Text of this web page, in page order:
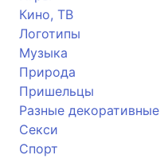
Кино, ТВ
Логотипы
Музыка
Природа
Пришельцы
Разные декоративные
Секси
Спорт